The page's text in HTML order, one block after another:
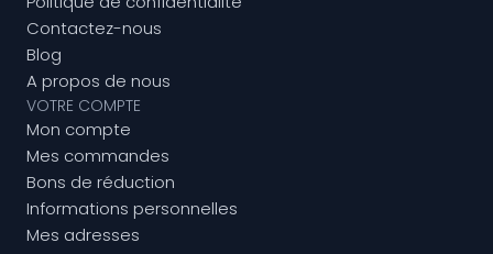
Contactez-nous
Blog
A propos de nous
VOTRE COMPTE
Mon compte
Mes commandes
Bons de réduction
Informations personnelles
Mes adresses